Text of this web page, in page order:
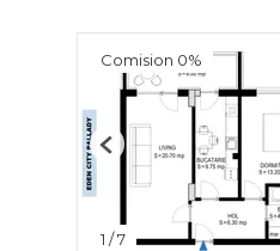
Comision 0%
1 /7
Previous